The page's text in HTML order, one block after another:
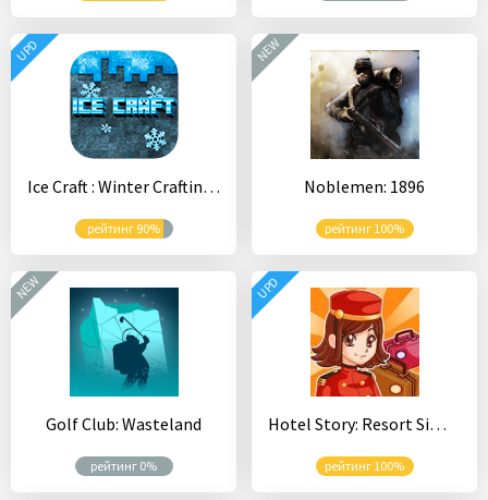
Ice Craft : Winter Crafting and Survival
рейтинг 90%
UPD
Noblemen: 1896
рейтинг 100%
NEW
Golf Club: Wasteland
рейтинг 0%
NEW
Hotel Story: Resort Simulation
рейтинг 100%
UPD